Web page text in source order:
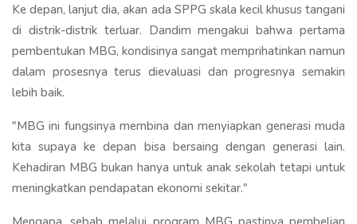
Ke depan, lanjut dia, akan ada SPPG skala kecil khusus tangani
di distrik-distrik terluar. Dandim mengakui bahwa pertama
pembentukan MBG, kondisinya sangat memprihatinkan namun
dalam prosesnya terus dievaluasi dan progresnya semakin
lebih baik.
"MBG ini fungsinya membina dan menyiapkan generasi muda
kita supaya ke depan bisa bersaing dengan generasi lain.
Kehadiran MBG bukan hanya untuk anak sekolah tetapi untuk
meningkatkan pendapatan ekonomi sekitar."